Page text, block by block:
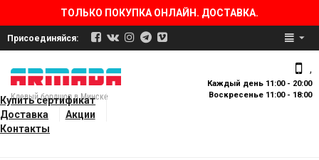
ТОЛЬКО ПОКУПКА ОНЛАЙН. ДОСТАВКА.
Присоединяйся:
Клевый бордшоп в Минске
Купить сертификат
Доставка
Акции
Контакты
,
Каждый день 11:00 - 20:00
Воскресенье 11:00 - 18:00